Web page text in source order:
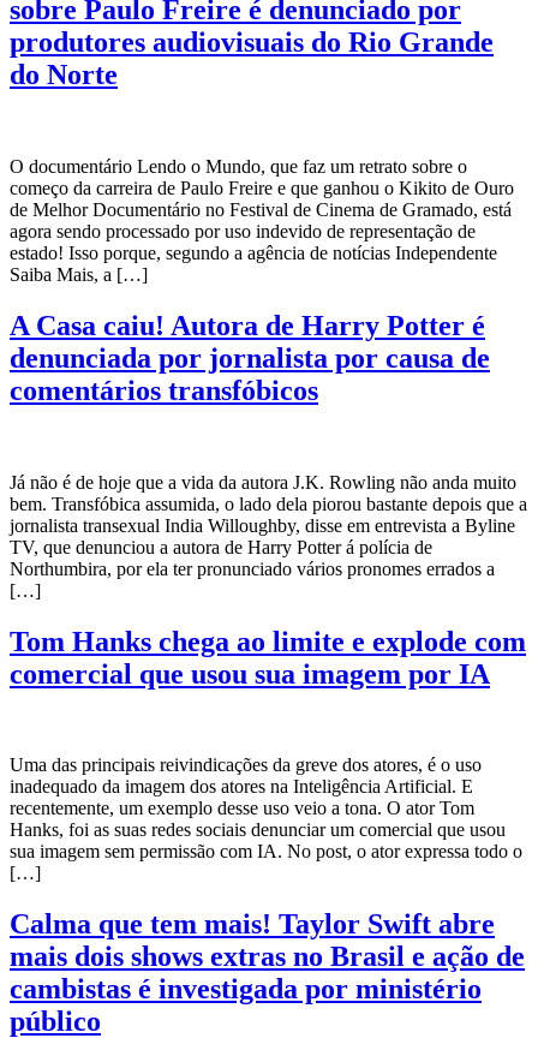
sobre Paulo Freire é denunciado por
produtores audiovisuais do Rio Grande
do Norte
O documentário Lendo o Mundo, que faz um retrato sobre o
começo da carreira de Paulo Freire e que ganhou o Kikito de Ouro
de Melhor Documentário no Festival de Cinema de Gramado, está
agora sendo processado por uso indevido de representação de
estado! Isso porque, segundo a agência de notícias Independente
Saiba Mais, a […]
A Casa caiu! Autora de Harry Potter é
denunciada por jornalista por causa de
comentários transfóbicos
Já não é de hoje que a vida da autora J.K. Rowling não anda muito
bem. Transfóbica assumida, o lado dela piorou bastante depois que a
jornalista transexual India Willoughby, disse em entrevista a Byline
TV, que denunciou a autora de Harry Potter á polícia de
Northumbira, por ela ter pronunciado vários pronomes errados a
[…]
Tom Hanks chega ao limite e explode com
comercial que usou sua imagem por IA
Uma das principais reivindicações da greve dos atores, é o uso
inadequado da imagem dos atores na Inteligência Artificial. E
recentemente, um exemplo desse uso veio a tona. O ator Tom
Hanks, foi as suas redes sociais denunciar um comercial que usou
sua imagem sem permissão com IA. No post, o ator expressa todo o
[…]
Calma que tem mais! Taylor Swift abre
mais dois shows extras no Brasil e ação de
cambistas é investigada por ministério
público